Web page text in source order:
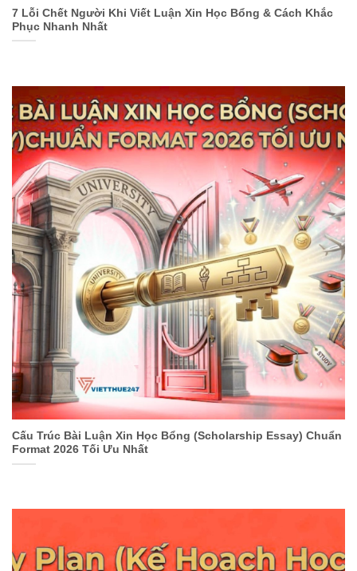
7 Lỗi Chết Người Khi Viết Luận Xin Học Bổng & Cách Khắc
Phục Nhanh Nhất
Cấu Trúc Bài Luận Xin Học Bổng (Scholarship Essay) Chuẩn
Format 2026 Tối Ưu Nhất